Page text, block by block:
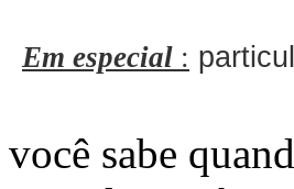
Em especial :
você sabe